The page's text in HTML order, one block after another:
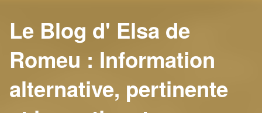
Le Blog d' Elsa de
Romeu : Information
alternative, pertinente